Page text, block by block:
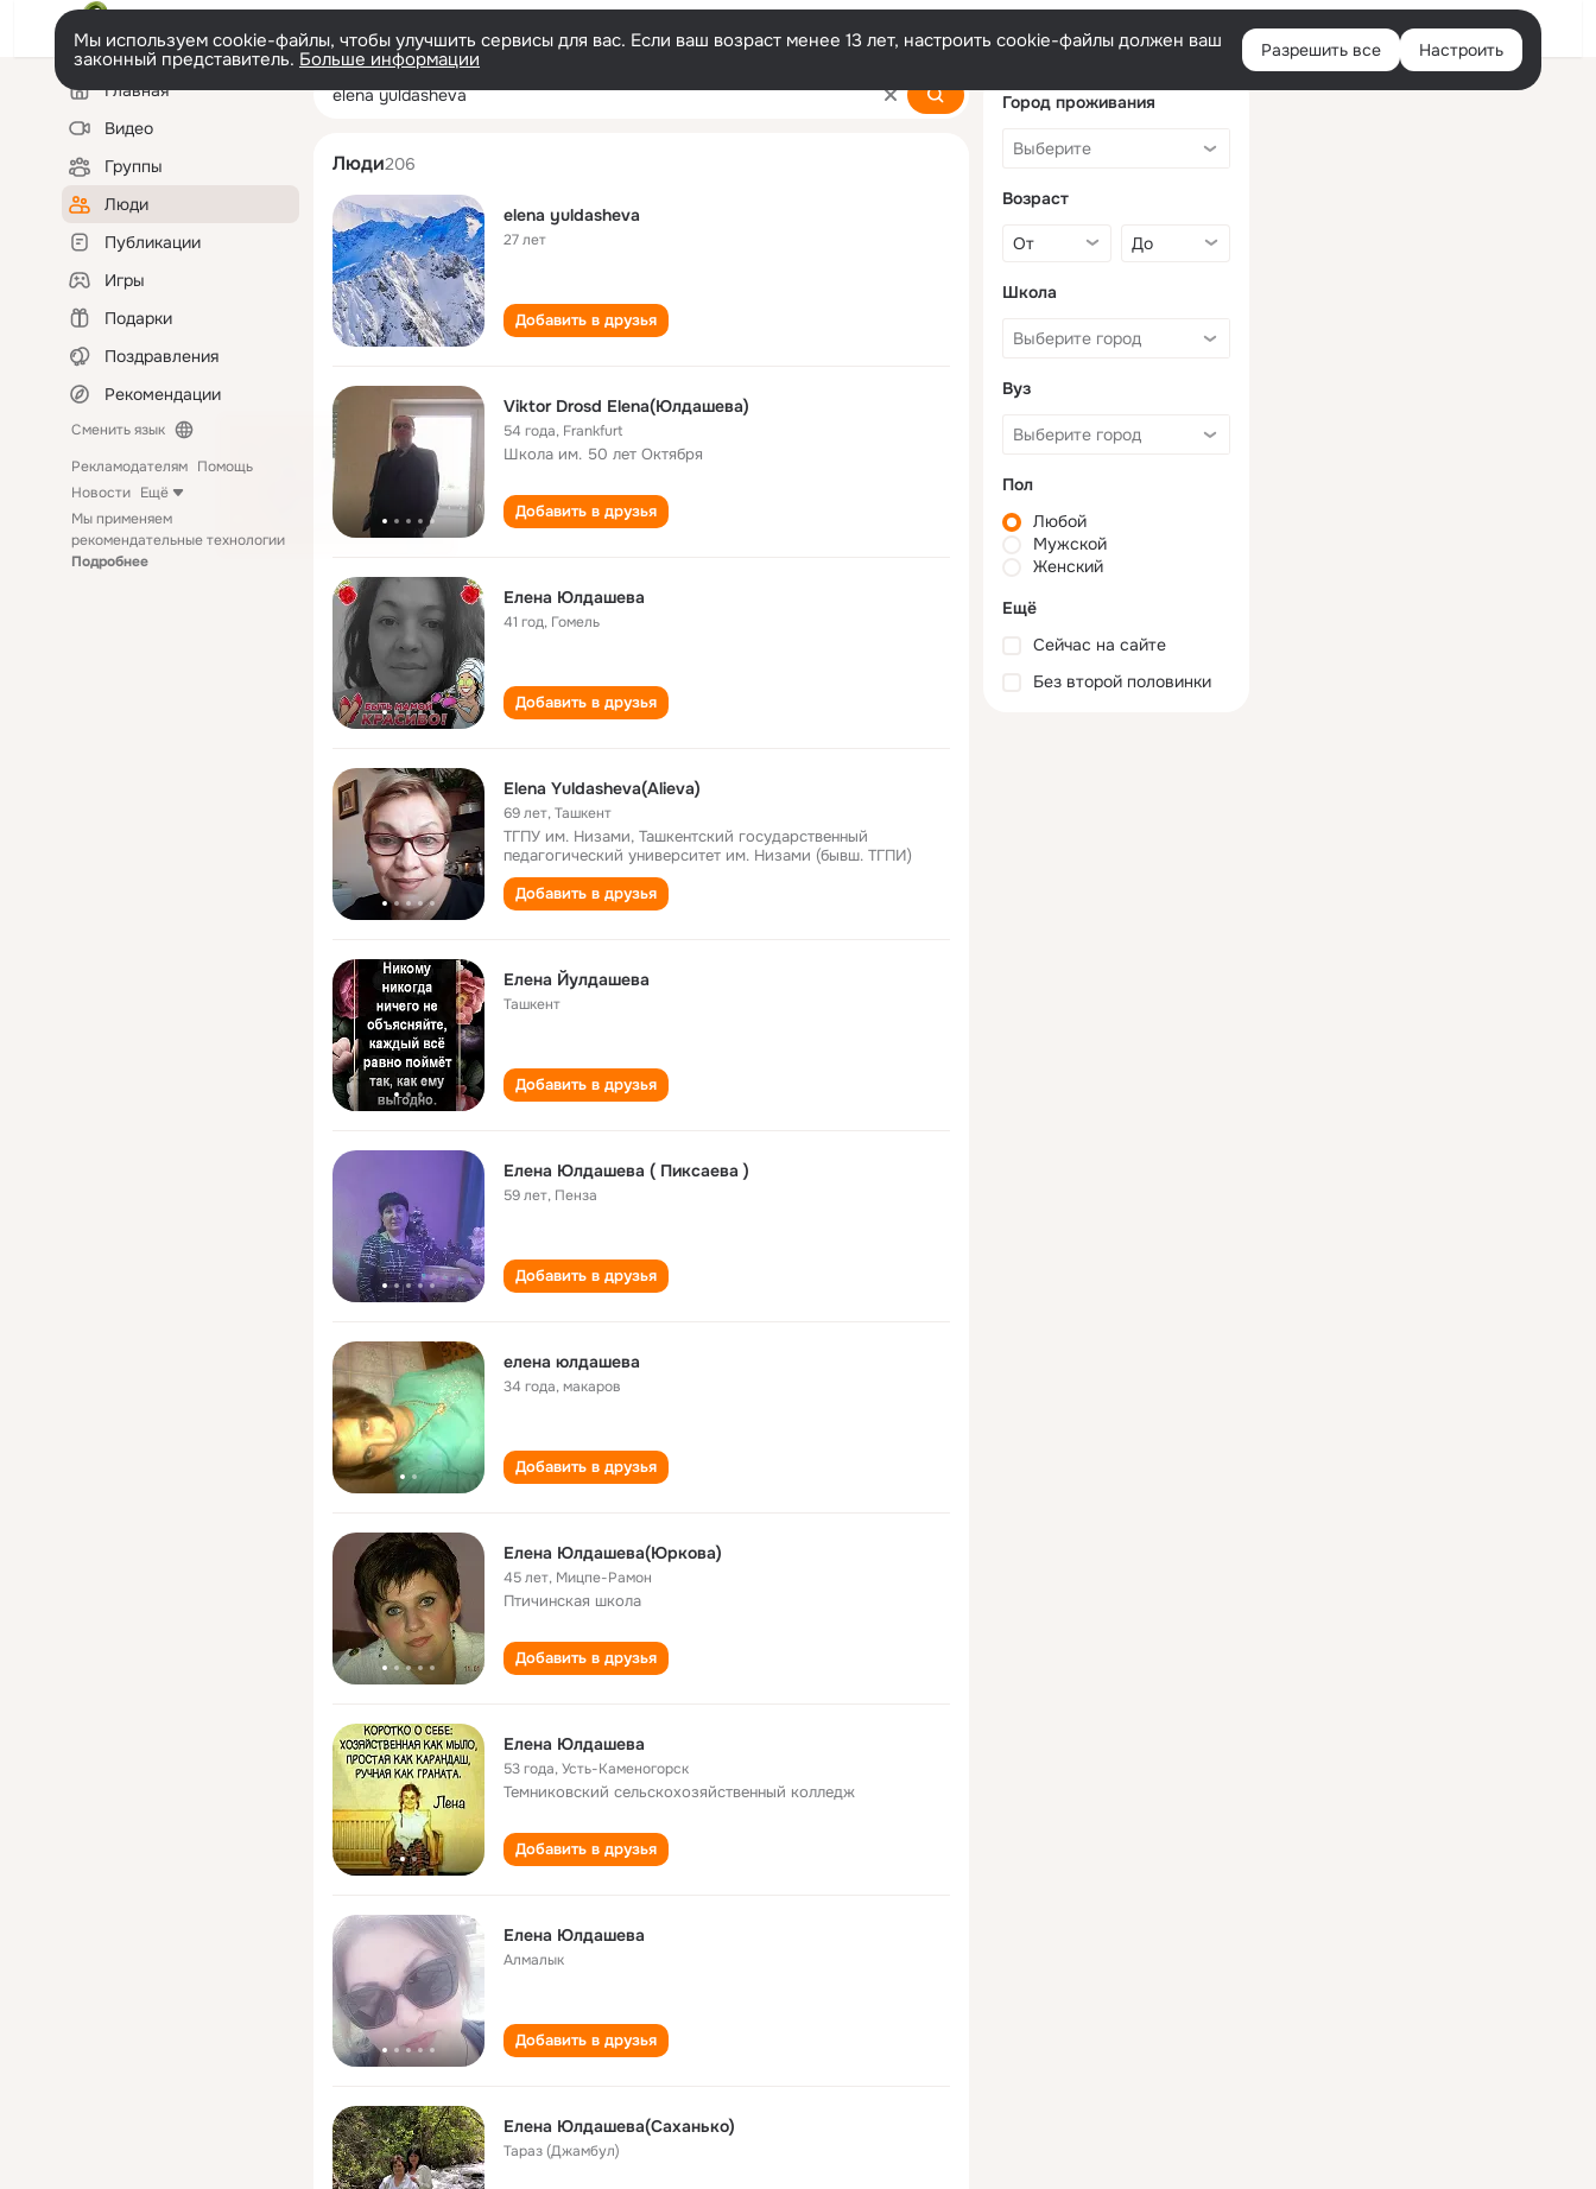
Войти
Мы используем cookie-файлы, чтобы улучшить сервисы для вас. Если ваш возраст менее 13 лет, настроить cookie-файлы должен ваш
законный представитель. Больше информации Разрешить все Настроить
Левая
колонкаГлавная
Видео
Группы
Люди
Публикации
Игры
Подарки
Поздравления
Рекомендации
Сменить язык
Рекламодателям Помощь
Новости Ещё
Мы применяем
рекомендательные технологии
Подробнее
elena yuldasheva
Люди206
elena yuldasheva
27 лет
Добавить в друзья
Viktor Drosd Elena(Юлдашева)
54 года, Frankfurt
Школа им. 50 лет Октября
Добавить в друзья
Елена Юлдашева
41 год, Гомель
Добавить в друзья
Elena Yuldasheva(Alieva)
69 лет,Ташкент
ТГПУ им. Низами, Ташкентский государственный
педагогический университет им. Низами (бывш. ТГПИ)
Добавить в друзья
Елена Йулдашева
Ташкент
Добавить в друзья
Елена Юлдашева ( Пиксаева )
59 лет, Пенза
Добавить в друзья
елена юлдашева
34 года,макаров
Добавить в друзья
Елена Юлдашева(Юркова)
45 лет, Мицпе-Рамон
Птичинская школа
Добавить в друзья
Елена Юлдашева
53 года,Усть-Каменогорск
Темниковский сельскохозяйственный колледж
Добавить в друзья
Елена Юлдашева
Алмалык
Добавить в друзья
Елена Юлдашева(Саханько)
Тараз (Джамбул)
Город проживания
Возраст
Школа
Вуз
Пол
Любой
Мужской
Женский
Ещё
Сейчас на сайте
Без второй половинки